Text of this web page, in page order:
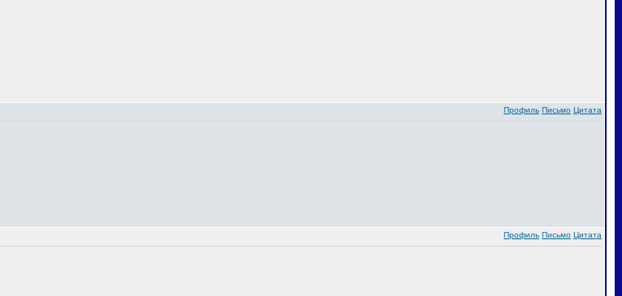
Профиль Письмо Цитата
Профиль Письмо Цитата